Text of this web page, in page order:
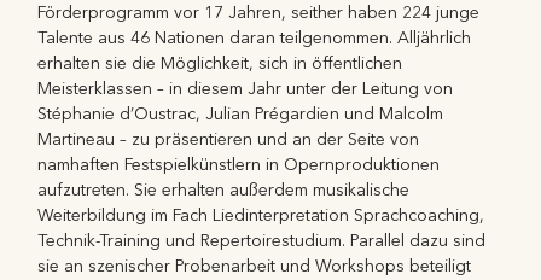
Förderprogramm vor 17 Jahren, seither haben 224 junge
Talente aus 46 Nationen daran teilgenommen. Alljährlich
erhalten sie die Möglichkeit, sich in öffentlichen
Meisterklassen – in diesem Jahr unter der Leitung von
Stéphanie d’Oustrac, Julian Prégardien und Malcolm
Martineau – zu präsentieren und an der Seite von
namhaften Festspielkünstlern in Opernproduktionen
aufzutreten. Sie erhalten außerdem musikalische
Weiterbildung im Fach Liedinterpretation Sprachcoaching,
Technik-Training und Repertoirestudium. Parallel dazu sind
sie an szenischer Probenarbeit und Workshops beteiligt